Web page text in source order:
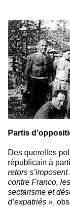
Partis
Des querelles
républicain à
retors
contre Franco,
sectarisme et
d’expatriés »,